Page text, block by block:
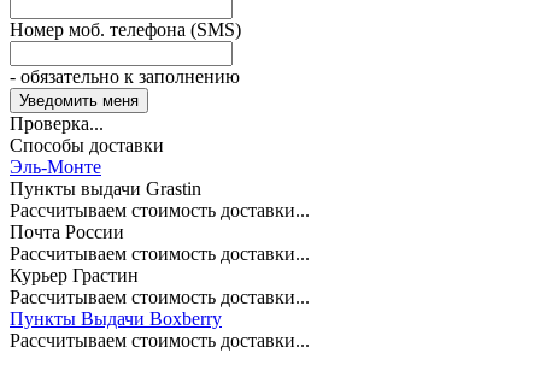
Номер моб. телефона (SMS)
- обязательно к заполнению
Проверка...
Способы доставки
Эль-Монте
Пункты выдачи Grastin
Рассчитываем стоимость доставки...
Почта России
Рассчитываем стоимость доставки...
Курьер Грастин
Рассчитываем стоимость доставки...
Пункты Выдачи Boxberry
Рассчитываем стоимость доставки...